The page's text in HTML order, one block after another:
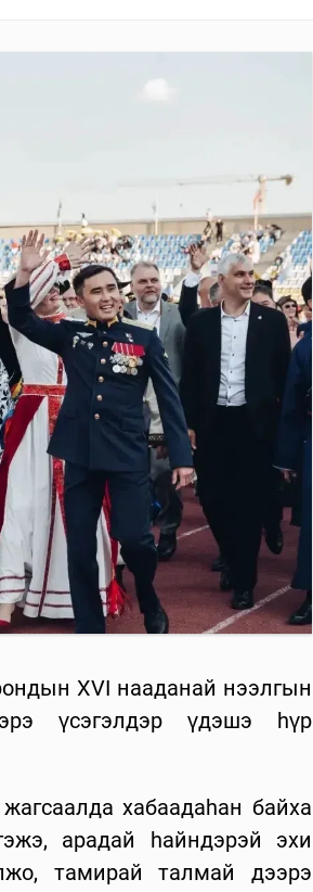
XVI нааданай нээлгын
үсэгэлдэр үдэшэ hүр
хабаадаhан байха
арадай hайндэрэй эхи
тамирай талмай дээрэ